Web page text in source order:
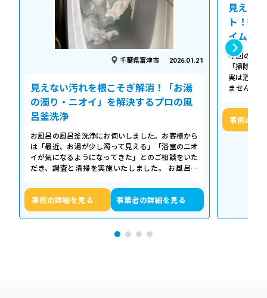
千葉県富津市 2026.01.21
見えない汚れを根こそぎ解消！「お湯
の濁り・ニオイ」を解決するプロの風
呂釜洗浄
お風呂の風呂釜洗浄にお伺いしました。お客様から
は「最近、お湯が少し濁って見える」「浴室のニオ
イが気になるようになってきた」とのご相談をいた
だき、調査と清掃を実施いたしました。 お風呂の
事例の詳細を見る 事業者の詳細を見る
見えな
ト！徹
イム
今回の作
「掃除し
実は浴槽
ません。
事例の詳